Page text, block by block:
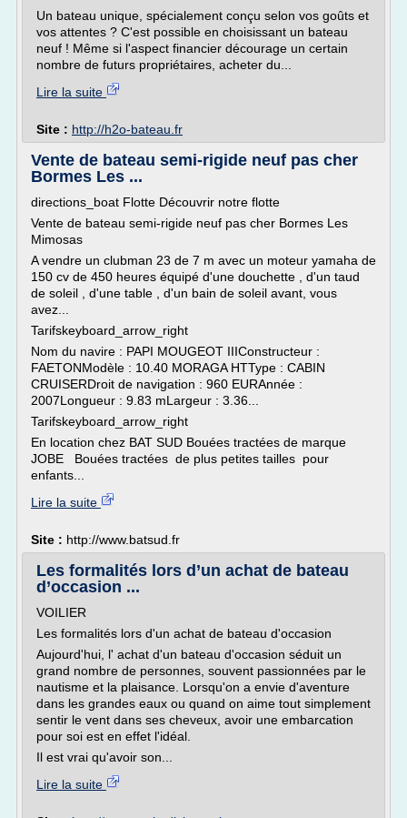
Un bateau unique, spécialement conçu selon vos goûts et
vos attentes ? C'est possible en choisissant un bateau
neuf ! Même si l'aspect financier décourage un certain
nombre de futurs propriétaires, acheter du...
Lire la suite
Site : http://h2o-bateau.fr
Vente de bateau semi-rigide neuf pas cher
Bormes Les ...
directions_boat Flotte Découvrir notre flotte
Vente de bateau semi-rigide neuf pas cher Bormes Les
Mimosas
A vendre un clubman 23 de 7 m avec un moteur yamaha de
150 cv de 450 heures équipé d'une douchette , d'un taud
de soleil , d'une table , d'un bain de soleil avant, vous
avez...
Tarifskeyboard_arrow_right
Nom du navire : PAPI MOUGEOT IIIConstructeur :
FAETONModèle : 10.40 MORAGA HTType : CABIN
CRUISERDroit de navigation : 960 EURAnnée :
2007Longueur : 9.83 mLargeur : 3.36...
Tarifskeyboard_arrow_right
En location chez BAT SUD Bouées tractées de marque
JOBE Bouées tractées de plus petites tailles pour
enfants...
Lire la suite
Site : http://www.batsud.fr
Les formalités lors d’un achat de bateau
d’occasion ...
VOILIER
Les formalités lors d'un achat de bateau d'occasion
Aujourd'hui, l' achat d'un bateau d'occasion séduit un
grand nombre de personnes, souvent passionnées par le
nautisme et la plaisance. Lorsqu'on a envie d'aventure
dans les grandes eaux ou quand on aime tout simplement
sentir le vent dans ses cheveux, avoir une embarcation
pour soi est en effet l'idéal.
Il est vrai qu'avoir son...
Lire la suite